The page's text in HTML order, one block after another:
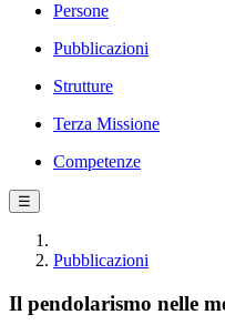
Persone
Pubblicazioni
Strutture
Terza Missione
Competenze
☰
Pubblicazioni
Il pendolarismo nelle